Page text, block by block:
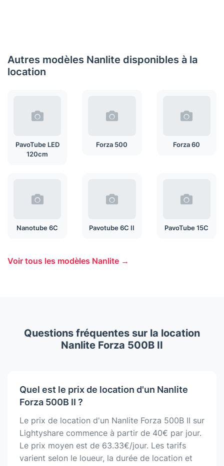
Autres modèles Nanlite disponibles à la
location
PavoTube LED
120cm
Forza 500 Forza 60
Nanotube 6C Pavotube 6C II PavoTube 15C
Voir tous les modèles Nanlite →
Questions fréquentes sur la location
Nanlite Forza 500B II
Quel est le prix de location d'un Nanlite
Forza 500B II ?
Le prix de location d'un Nanlite Forza 500B II sur
Lightyshare commence à partir de 40€ par jour.
Le prix moyen est de 63.33€/jour. Les tarifs
varient selon le loueur, la durée de location et